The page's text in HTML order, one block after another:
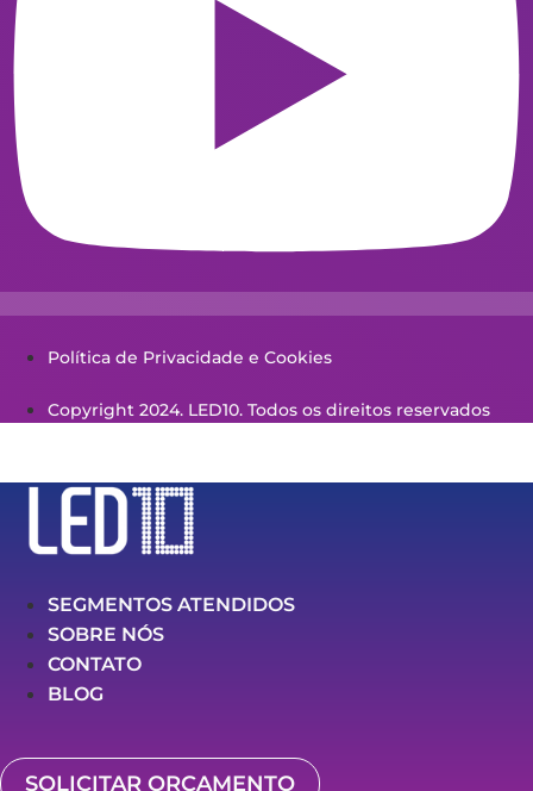
Política de Privacidade e Cookies
Copyright 2024. LED10. Todos os direitos reservados
SEGMENTOS ATENDIDOS
SOBRE NÓS
CONTATO
BLOG
SOLICITAR ORÇAMENTO